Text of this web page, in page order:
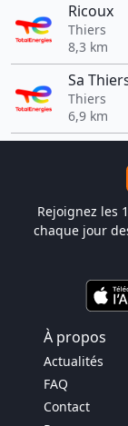
Ricoux
Thiers
8,3 km
Sa
Thiers
6,9 km
Rejoignez les
chaque jour
À propos
Actualités
FAQ
Contact